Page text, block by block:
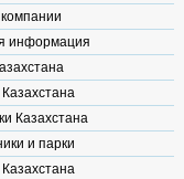
информация
Казахстана
и парки
Казахстана